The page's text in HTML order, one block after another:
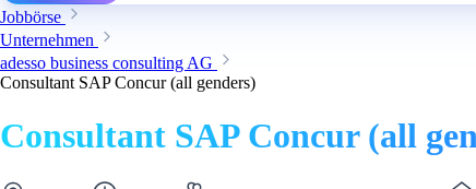
Jobbörse
Unternehmen
adesso business consulting AG
Consultant SAP Concur (all genders)
Consultant SAP Concur (all